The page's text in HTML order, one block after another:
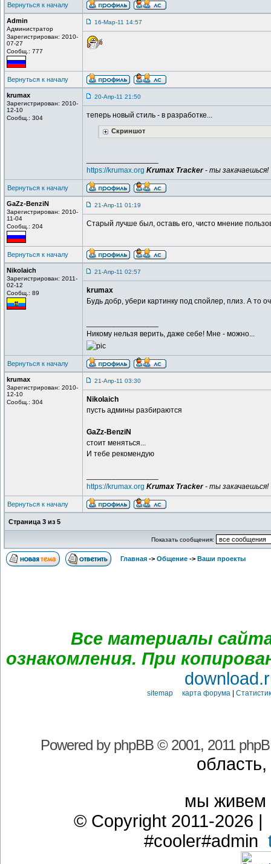
Вернуться к началу
Admin
Администратор
Зарегистрирован: 2010-
07-27
Сообщ.: 777
16-Мар-11 14:57
Вернуться к началу
krumax
Зарегистрирован: 2010-
12-10
Сообщ.: 304
20-Апр-11 21:50
теперь новый стиль - в разработке...
Скриншот
https://krumax.org Krumax Tracker- ты закачаешься!
Вернуться к началу
GaZz-BenziN
Зарегистрирован: 2010-
11-04
Сообщ.: 204
21-Апр-11 01:19
Старый лучше был, оставь его, чисто мнение
Вернуться к началу
Nikolaich
Зарегистрирован: 2011-
02-12
Сообщ.: 89
21-Апр-11 02:57
krumax
Будь добр, убери картинку под спойлер, плиз. А то
Никому нельзя верить, даже себе! Мне - можно...
Вернуться к началу
krumax
Зарегистрирован: 2010-
12-10
Сообщ.: 304
21-Апр-11 03:30
Nikolaich
пусть админы разбираются
GaZz-BenziN
стоит меняться...
И тебе рекомендую
https://krumax.org Krumax Tracker- ты закачаешься!
Вернуться к началу
Страница 3 из 5
Показать сообщения:
Главная -> Общение -> Ваши проекты
Все материалы
ознакомления. При
sitemap карта форума|
Powered by phpBB© 2001, 2011
мы
© Copyright 2011-2026
#cooler#admin